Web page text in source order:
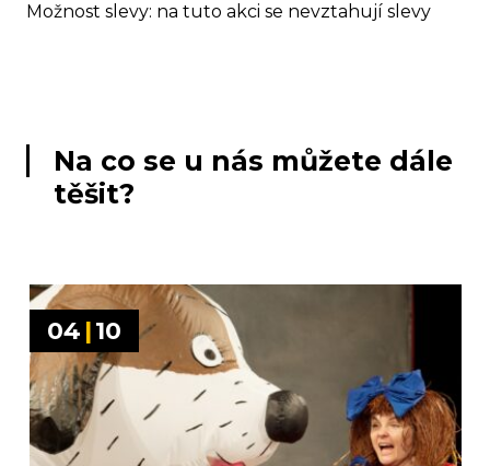
Možnost slevy: na tuto akci se nevztahují slevy
Na co se u nás můžete dále
těšit?
04 |10